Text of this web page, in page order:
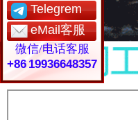
Telegrem
eMail客服
微信/电话客服
+86 19936648357